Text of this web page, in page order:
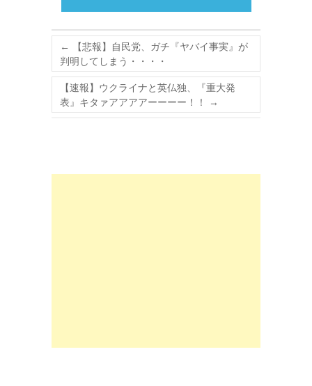
←
【悲報】自民党、ガチ『ヤバイ事実』が
判明してしまう・・・・
【速報】ウクライナと英仏独、『重大発
表』キタァアアアアーーーー！！
→